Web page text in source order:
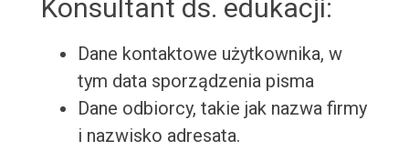
Konsultant ds. edukacji:
Dane kontaktowe użytkownika, w
tym data sporządzenia pisma
Dane odbiorcy, takie jak nazwa firmy
i nazwisko adresata.